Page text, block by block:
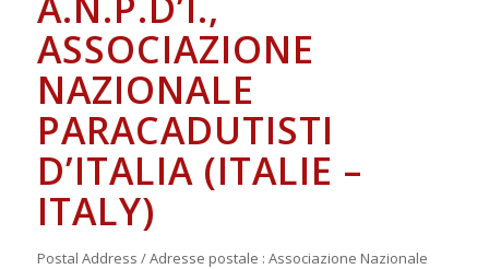
ASSOCIAZIONE
NAZIONALE
PARACADUTISTI
D’ITALIA (ITALIE –
ITALY)
Postal Address / Adresse postale : Associazione Nazionale